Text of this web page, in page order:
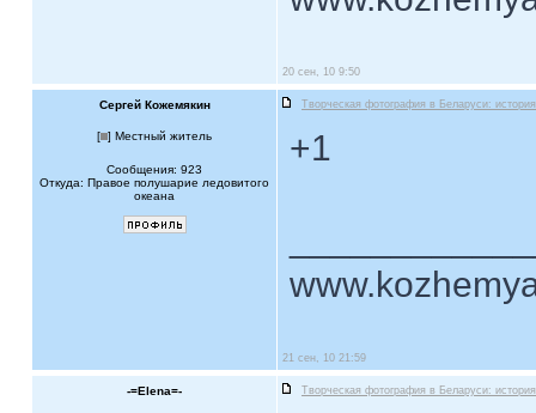
20 сен, 10 9:50
Сергей Кожемякин Творческая фотография в Беларуси:
[ ] Местный житель
Сообщения: 923
Откуда: Правое полушарие ледовитого
океана
+1
21 сен, 10 21:59
-=Elena=- Творческая фотография в Беларуси: